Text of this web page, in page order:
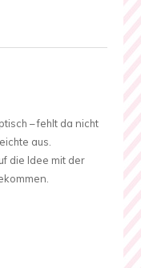
– fehlt da nicht
aus.
die Idee mit der